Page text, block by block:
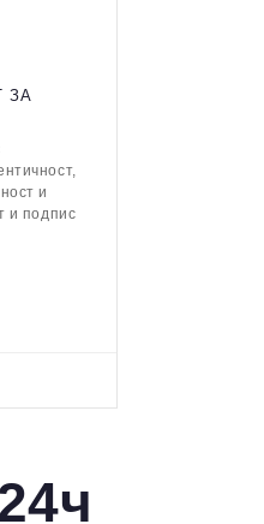
ЗА
и
и подпис